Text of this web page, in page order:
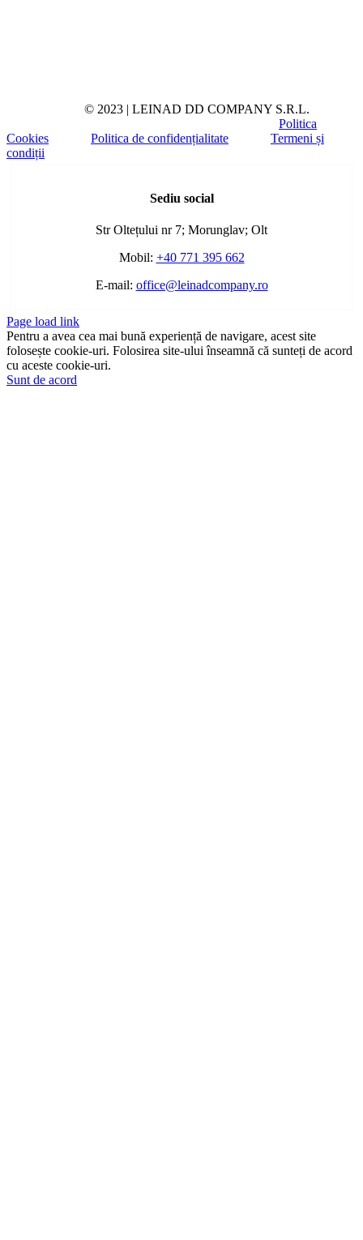
© 2023 | LEINAD DD COMPANY S.R.L.
Politica
Cookies
Politica de confidențialitate
Termeni și
condiții
Sediu social
Str Oltețului nr 7; Morunglav; Olt
Mobil: +40 771 395 662
E-mail: office@leinadcompany.ro
Page load link
Pentru a avea cea mai bună experiență de navigare, acest site
folosește cookie-uri. Folosirea site-ului înseamnă că sunteți de acord
cu aceste cookie-uri.
Sunt de acord